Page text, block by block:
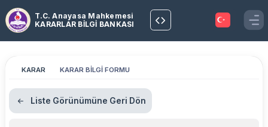
T.C. Anayasa Mahkemesi
KARARLAR BİLGİ BANKASI
KARAR KARAR BİLGİ FORMU
Liste Görünümüne Geri Dön